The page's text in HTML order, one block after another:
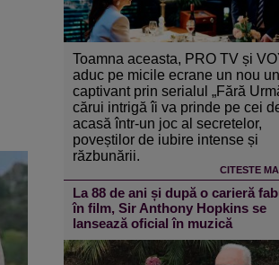
Toamna aceasta, PRO TV și
aduc pe micile ecrane un nou
captivant prin serialul „Fără
cărui intrigă îi va prinde pe cei
acasă într-un joc al secretelor,
poveștilor de iubire intense și
răzbunării.
CITESTE
La 88 de ani și după o carieră
în film, Sir Anthony Hopkins se
lansează oficial în muzică